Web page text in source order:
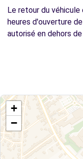
Le retour du
heures d'ouverture
autorisé en dehors
+
−